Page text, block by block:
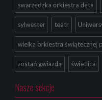
swarzędzka orkiestra dęta
sylwester teatr
wielka orkiestra świątecznej
zostań gwiazdą świetlica
Nasze sekcje